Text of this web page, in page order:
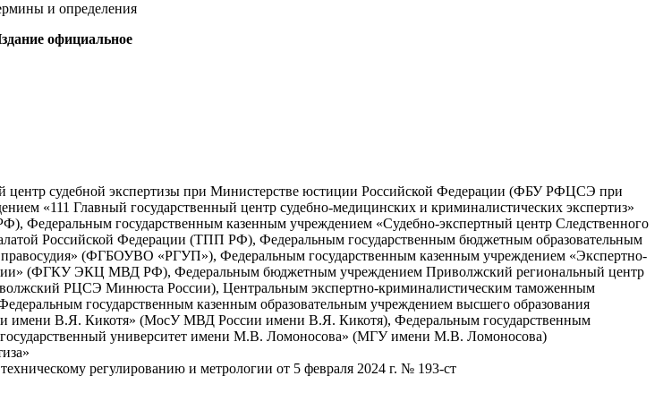
и определения
официальное
судеб­ной экспертизы при Министерстве юстиции Российской Федерации (ФБУ РФЦСЭ при
«111 Главный государственный центр судебно-медицинских и криминалистических экспертиз»
государственным казенным учреждением «Судебно-экспертный центр Следственного
Российской Федерации (ТПП РФ), Федеральным государственным бюджет­ным образовательным
правосудия» (ФГБОУВО «РГУП»), Федеральным государственным казенным учреждением «Экспертно­
(ФГКУ ЭКЦ МВД РФ), Федеральным бюджетным учреждением Приволжский региональный центр
РЦСЭ Минюста России), Централь­ным экспертно-криминалистическим таможенным
государственным казенным образовательным учреждением высшего образования
имени В.Я. Кикотя» (МосУ МВД России имени В.Я. Кикотя), Федеральным государственным
университет име­ни М.В. Ломоносова» (МГУ имени М.В. Ломоносова)
ре­гулированию и метрологии от 5 февраля 2024 г. № 193-ст